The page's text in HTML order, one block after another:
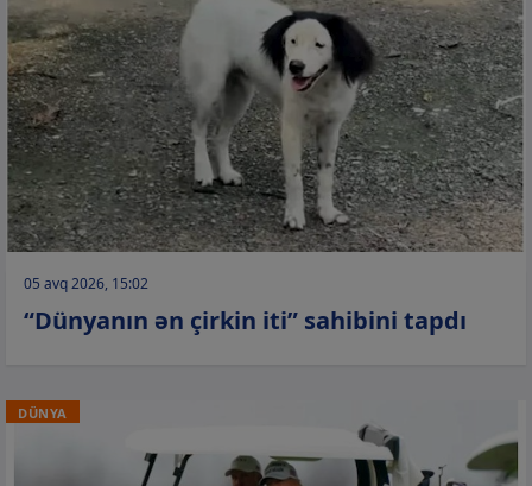
05 avq 2026, 15:02
“Dünyanın ən çirkin iti” sahibini tapdı
DÜNYA